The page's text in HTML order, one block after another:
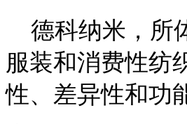
德科纳米，所
服装和消费性纺
性、差异性和功